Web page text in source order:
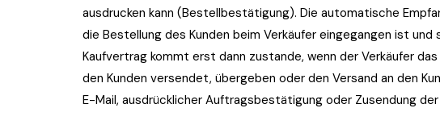
ausdrucken kann (Bestellbestätigung). Die automatische
die Bestellung des Kunden beim Verkäufer eingegangen ist
Kaufvertrag kommt erst dann zustande, wenn der Verkäufer
den Kunden versendet, übergeben oder den Versand an den
E-Mail, ausdrücklicher Auftragsbestätigung oder Zusendung